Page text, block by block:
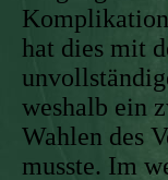
hat dies mit
weshalb ein
Wahlen des
musste. Im